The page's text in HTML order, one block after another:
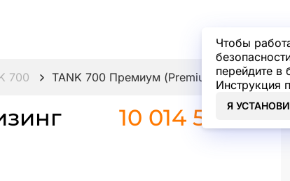
Чтобы
перейдите в
Инструкция
Я
700 TANK 700 Премиум (Premium) 3.0 9AT
10 014 500 ₽